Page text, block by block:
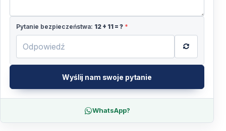
Pytanie bezpieczeństwa: 12 + 11 = ? *
Wyślij nam swoje pytanie
WhatsApp?